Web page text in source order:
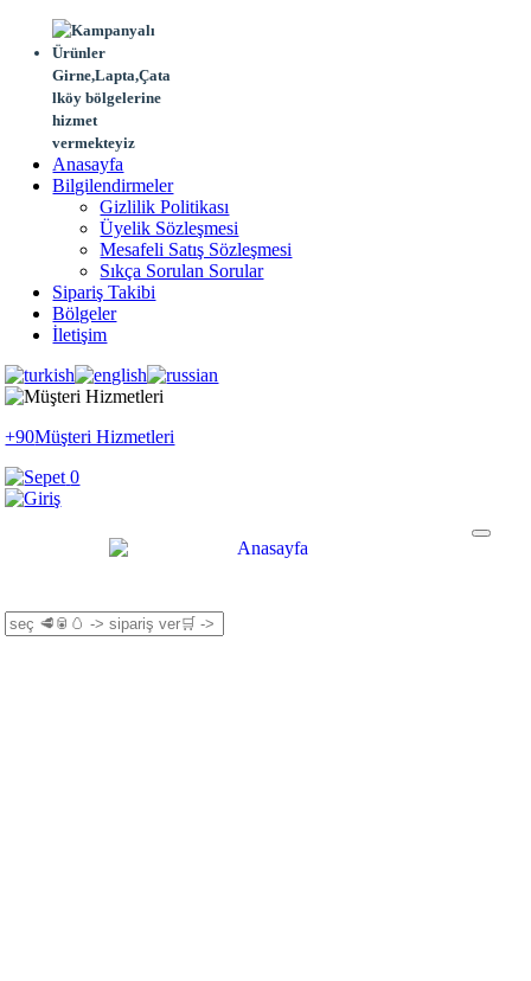
Girne,Lapta,Çata
lköy bölgelerine
hizmet
vermekteyiz
Anasayfa
Bilgilendirmeler
Gizlilik Politikası
Üyelik Sözleşmesi
Mesafeli Satış Sözleşmesi
Sıkça Sorulan Sorular
Sipariş Takibi
Bölgeler
İletişim
+90Müşteri Hizmetleri
0